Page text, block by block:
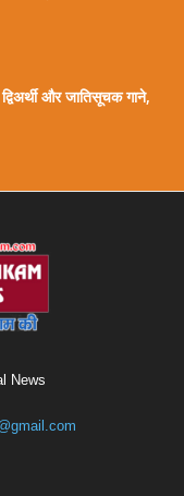
और जातिसूचक गाने,
News